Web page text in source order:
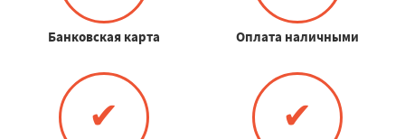
Банковская карта Оплата наличными
✔ ✔